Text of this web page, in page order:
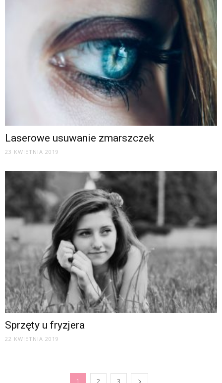
Laserowe usuwanie zmarszczek
23 KWIETNIA 2019
Sprzęty u fryzjera
22 KWIETNIA 2019
1 2 3